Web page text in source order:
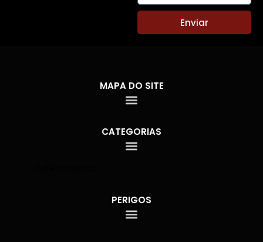
Enviar
MAPA DO SITE
CATEGORIAS
PERIGOS